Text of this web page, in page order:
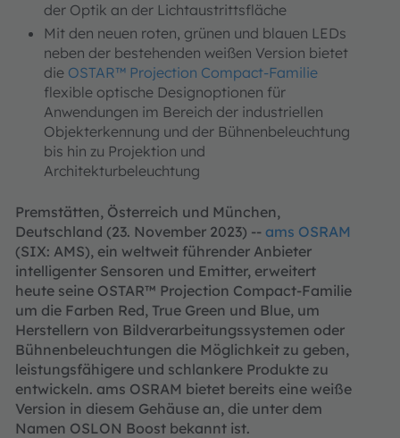
der Optik an der Lichtaustrittsfläche
Mit den neuen roten, grünen und blauen LEDs
neben der bestehenden weißen Version bietet
die OSTAR™ Projection Compact-Familie
flexible optische Designoptionen für
Anwendungen im Bereich der industriellen
Objekterkennung und der Bühnenbeleuchtung
bis hin zu Projektion und
Architekturbeleuchtung
Premstätten, Österreich und München,
Deutschland (23. November 2023) -- ams OSRAM
(SIX: AMS), ein weltweit führender Anbieter
intelligenter Sensoren und Emitter, erweitert
heute seine OSTAR™ Projection Compact-Familie
um die Farben Red, True Green und Blue, um
Herstellern von Bildverarbeitungssystemen oder
Bühnenbeleuchtungen die Möglichkeit zu geben,
leistungsfähigere und schlankere Produkte zu
entwickeln. ams OSRAM bietet bereits eine weiße
Version in diesem Gehäuse an, die unter dem
Namen OSLON Boost bekannt ist.